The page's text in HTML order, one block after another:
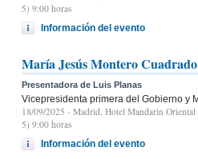
5) 9:00 horas
Información del evento
María Jesús Montero Cuadrado
Presentadora de Luis Planas
Vicepresidenta primera del Gobierno y
18/09/2025 - Madrid, Hotel Mandarin Oriental
5) 9:00 horas
Información del evento